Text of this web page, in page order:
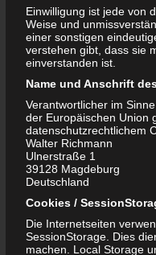
finden.
Es geht uns auch
Resonanz und
Neu-Olvenstedts zu
Unsere Veranstaltungen
„Stadtumbau“,
bei den Bürgerinnen und
Gäste waren wie in den
Stadtverwaltung, der
Vielen Dank an unsere
Wobau, Stadtsparkasse,
Einwilligung ist jede von
Weise und
einer sonstigen
verstehen gibt, dass sie
einverstanden ist.
Name und Anschrift
Verantwortlicher im
der Europäischen Union
datenschutzrechtlichem
Walter Richmann
Ulnerstraße 1
39128 Magdeburg
Deutschland
Cookies /
Die Internetseiten
SessionStorage. Dies
machen. Local Storage